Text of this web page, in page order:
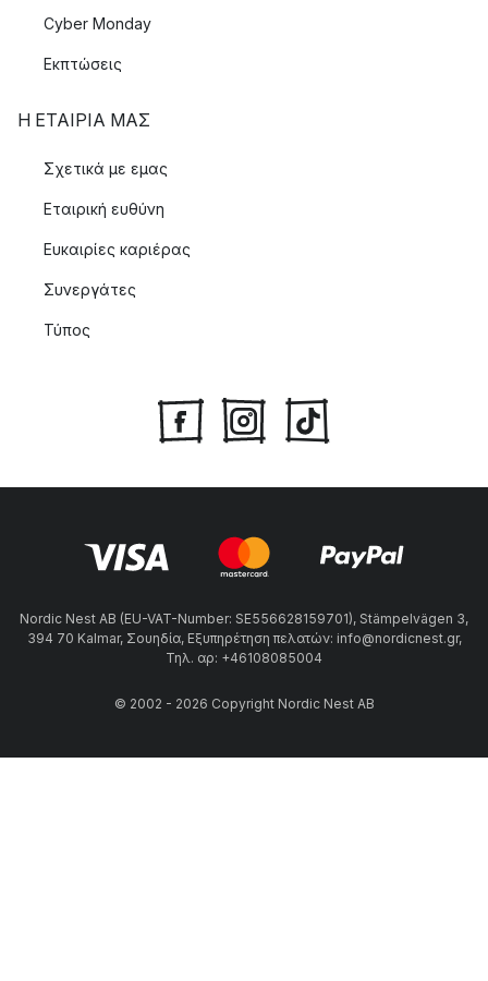
Cyber Monday
Εκπτώσεις
Η ΕΤΑΊΡΙΑ ΜΑΣ
Σχετικά με εμας
Εταιρική ευθύνη
Ευκαιρίες καριέρας
Συνεργάτες
Τύπος
Nordic Nest AB (EU-VAT-Number: SE556628159701), Stämpelvägen 3,
394 70 Kalmar, Σουηδία, Εξυπηρέτηση πελατών: info@nordicnest.gr,
Τηλ. αρ: +46108085004
© 2002 - 2026 Copyright Nordic Nest AB